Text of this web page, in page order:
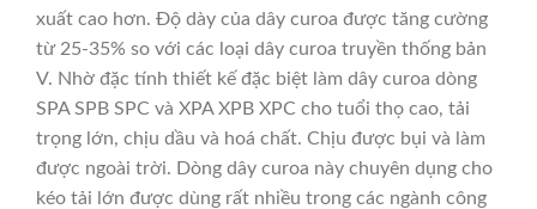
xuất cao hơn. Độ dày của dây curoa được tăng cường
từ 25-35% so với các loại dây curoa truyền thống bản
V. Nhờ đặc tính thiết kế đặc biệt làm dây curoa dòng
SPA SPB SPC và XPA XPB XPC cho tuổi thọ cao, tải
trọng lớn, chịu dầu và hoá chất. Chịu được bụi và làm
được ngoài trời. Dòng dây curoa này chuyên dụng cho
kéo tải lớn được dùng rất nhiều trong các ngành công